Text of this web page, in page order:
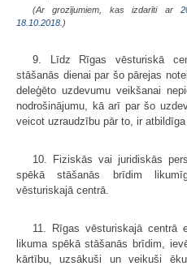
(Ar grozījumiem, kas izdarīti ar
18.10.2018. )
9. Līdz Rīgas vēsturiskā
stāšanās dienai par šo pārejas
deleģēto uzdevumu veikšanai
nodrošinājumu, kā arī par šo
veicot uzraudzību pār to, ir
10. Fiziskās vai juridiskās
spēkā stāšanās brīdim
vēsturiskajā centrā.
11. Rīgas vēsturiskajā
likuma spēkā stāšanās brīdim,
kārtību, uzsākuši un veikuši